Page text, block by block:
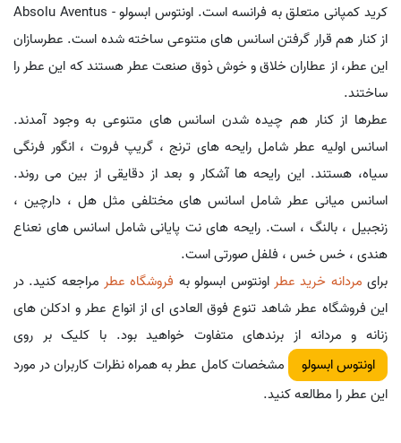
کرید کمپانی متعلق به فرانسه است. اونتوس ابسولو - Absolu Aventus
از کنار هم قرار گرفتن اسانس های متنوعی ساخته شده است. عطرسازان
این عطر، از عطاران خلاق و خوش ذوق صنعت عطر هستند که این عطر را
ساختند.
عطرها از کنار هم چیده شدن اسانس های متنوعی به وجود آمدند.
اسانس اولیه عطر شامل رایحه های ترنج ، گریپ فروت ، انگور فرنگی
سیاه، هستند. این رایحه ها آشکار و بعد از دقایقی از بین می روند.
اسانس میانی عطر شامل اسانس های مختلفی مثل هل ، دارچین ،
زنجبیل ، بالنگ ، است. رایحه های نت پایانی شامل اسانس های نعناع
هندی ، خس خس ، فلفل صورتی است.
برای مردانه خرید عطر اونتوس ابسولو به فروشگاه عطر مراجعه کنید. در
این فروشگاه عطر شاهد تنوع فوق العادی ای از انواع عطر و ادکلن های
زنانه و مردانه از برندهای متفاوت خواهید بود. با کلیک بر روی
اونتوس ابسولو
مشخصات کامل عطر به همراه نظرات کاربران در مورد
این عطر را مطالعه کنید.